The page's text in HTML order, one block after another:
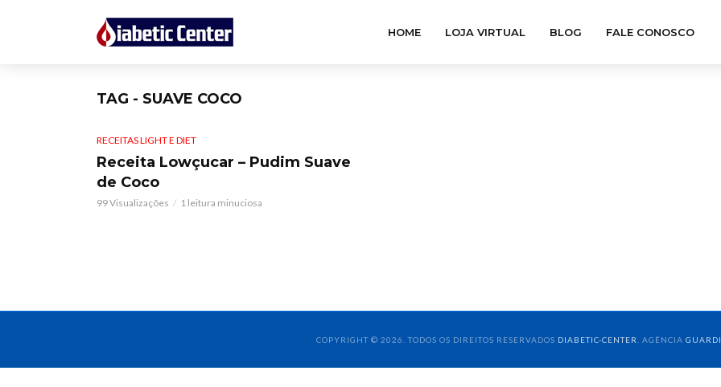
HOME LOJA VIRTUAL BLOG FALE CONOSCO
TAG - SUAVE COCO
RECEITAS LIGHT E DIET
Receita Lowçucar – Pudim Suave
de Coco
99 Visualizações 1 leitura minuciosa
COPYRIGHT © 2026. TODOS OS DIREITOS RESERVADOS DIABETIC-CENTER . AGÊNCIA